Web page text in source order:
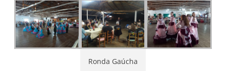
Ronda Gaúcha